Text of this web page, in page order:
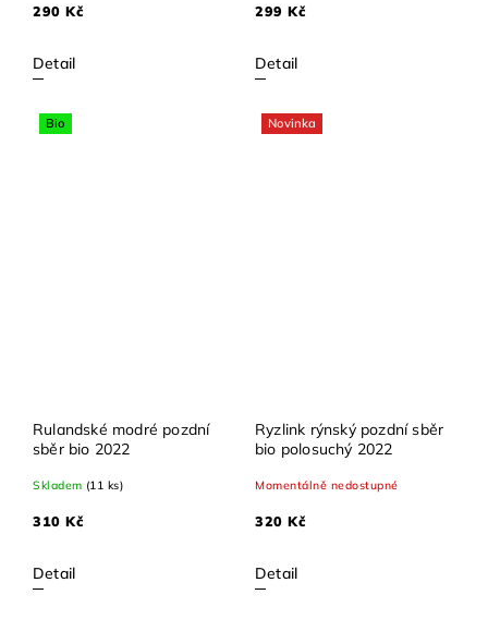
290 Kč
Detail
299 Kč
Detail
Bio
Rulandské modré pozdní
sběr bio 2022
Skladem (11 ks)
310 Kč
Detail
Novinka
Ryzlink rýnský pozdní sběr
bio polosuchý 2022
Momentálně nedostupné
320 Kč
Detail